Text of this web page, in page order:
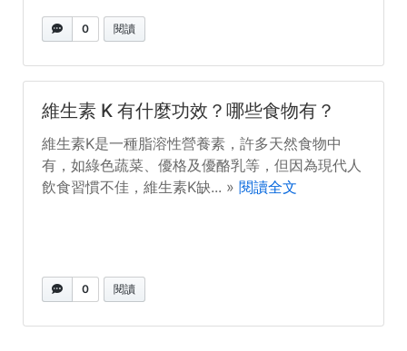
0 閱讀
維生素 K 有什麼功效？哪些食物有？
維生素K是一種脂溶性營養素，許多天然食物中
有，如綠色蔬菜、優格及優酪乳等，但因為現代人
飲食習慣不佳，維生素K缺... » 閱讀全文
0 閱讀